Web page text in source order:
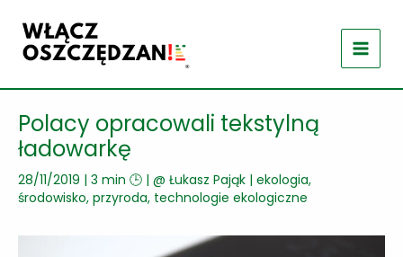
treści
Polacy opracowali tekstylną
ładowarkę
28/11/2019 | 3 min 🕒 | @ Łukasz Pająk | ekologia,
środowisko, przyroda, technologie ekologiczne